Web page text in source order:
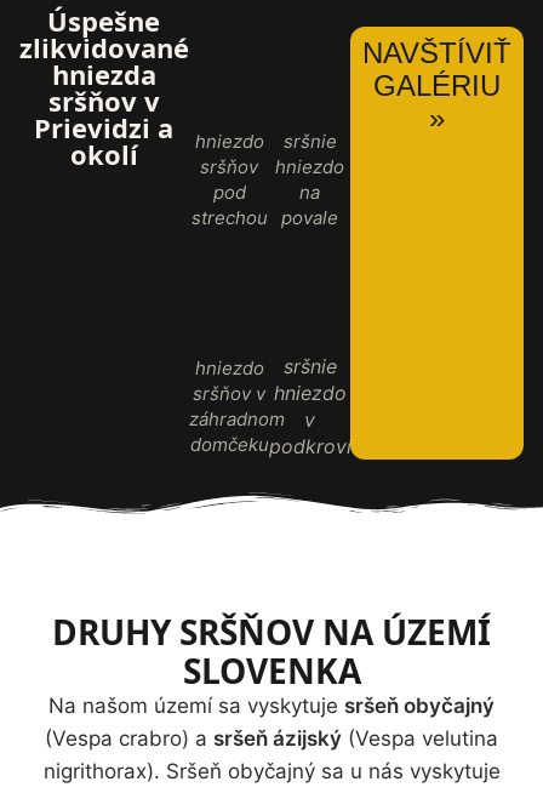
Úspešne
zlikvidované
hniezda
sršňov v
Prievidzi a
okolí
hniezdo
sršňov
pod
strechou
sršnie
hniezdo
na
povale
hniezdo
sršňov v
záhradnom
domčeku
sršnie
hniezdo
v
podkroví
NAVŠTÍVIŤ
GALÉRIU
»
DRUHY SRŠŇOV NA ÚZEMÍ
SLOVENKA
Na našom území sa vyskytuje sršeň obyčajný
(Vespa crabro) a sršeň ázijský (Vespa velutina
nigrithorax). Sršeň obyčajný sa u nás vyskytuje